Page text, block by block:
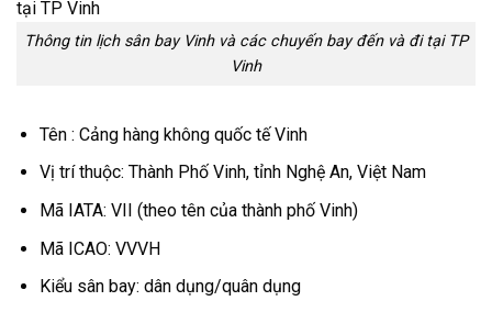
Thông tin lịch sân bay Vinh và các chuyến bay đến và đi tại TP
Vinh
Tên : Cảng hàng không quốc tế Vinh
Vị trí thuộc: Thành Phố Vinh, tỉnh Nghệ An, Việt Nam
Mã IATA: VII (theo tên của thành phố Vinh)
Mã ICAO: VVVH
Kiểu sân bay: dân dụng/quân dụng